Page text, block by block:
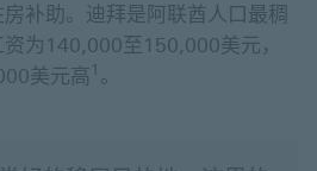
补助。迪拜是阿联酋人口最稠
为140,000至150,000美元，
美元高1 。